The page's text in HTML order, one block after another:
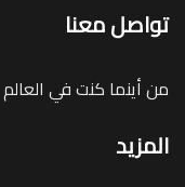
تواصل معنا
من أينما كنت في العالم
المزيد